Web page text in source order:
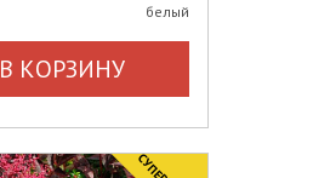
белый
В КОРЗИНУ